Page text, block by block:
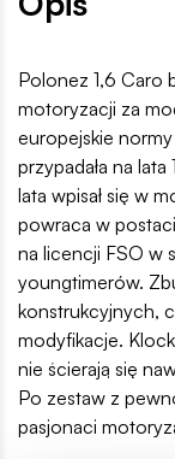
Polonez 1,6 Caro
motoryzacji za
europejskie
przypadała na
lata wpisał się w
powraca w
na licencji FSO w
youngtimerów.
konstrukcyjnych,
modyfikacje.
nie ścierają się
Po zestaw z
pasjonaci